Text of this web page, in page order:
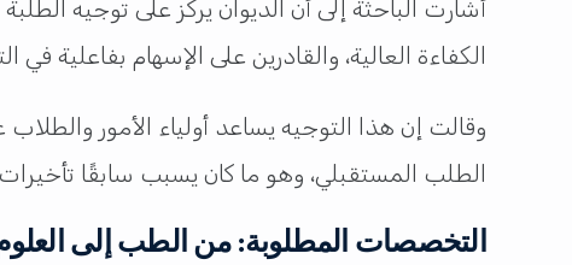
أشارت الباحثة إلى أن الديوان يركز على توجيه
الكفاءة العالية، والقادرين على الإسهام بفاعلية في
وقالت إن هذا التوجيه يساعد أولياء الأمور
الطلب المستقبلي، وهو ما كان يسبب سابقًا
التخصصات المطلوبة: من الطب إلى العلوم